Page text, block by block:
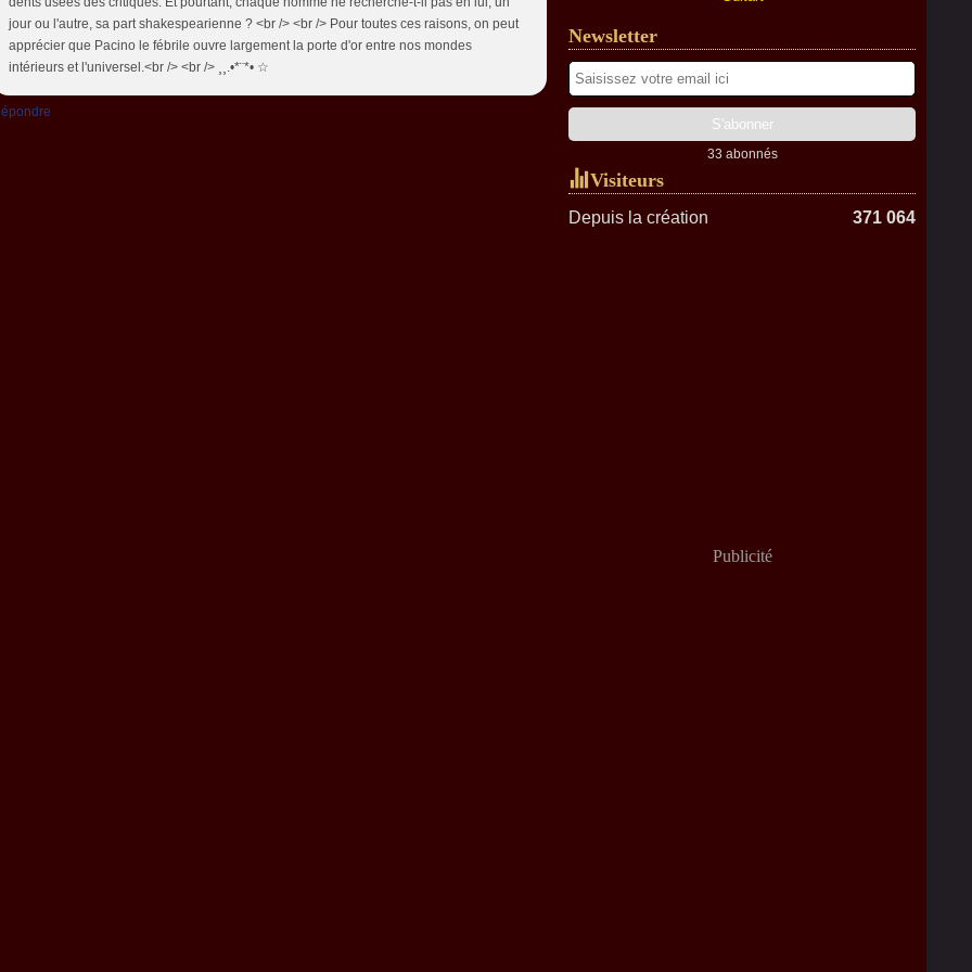
jour ou l'autre, sa part shakespearienne ? <br /> <br /> Pour toutes ces raisons, on peut
apprécier que Pacino le fébrile ouvre largement la porte d'or entre nos mondes
intérieurs et l'universel.<br /> <br /> ¸¸.•*¨*• ☆
Newsletter
33 abonnés
Visiteurs
Depuis la création 371 064
Publicité